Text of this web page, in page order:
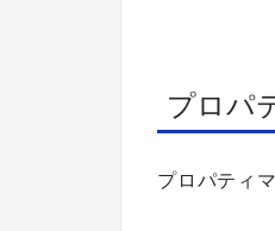
プロパ
プロパティ